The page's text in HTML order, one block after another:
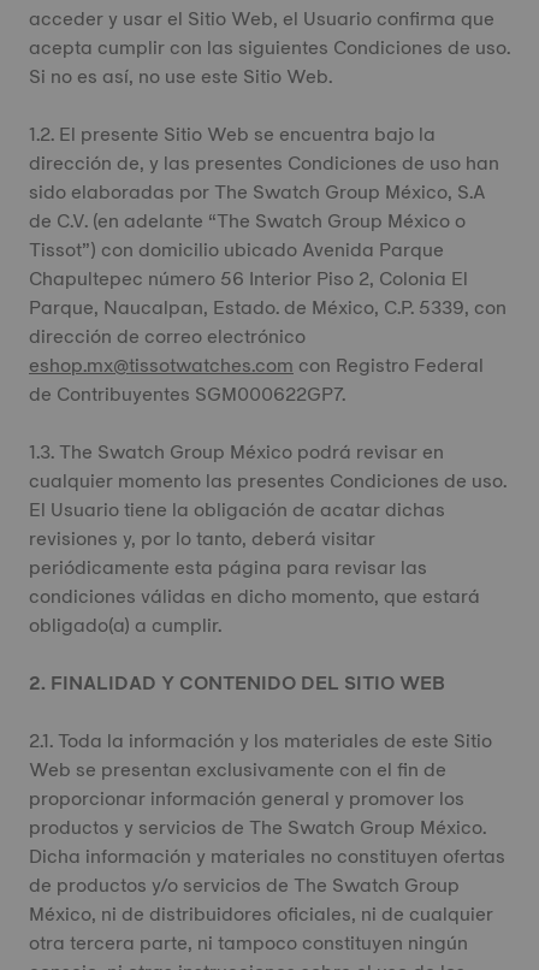
acceder y usar el Sitio Web, el Usuario confirma que
acepta cumplir con las siguientes Condiciones de uso.
Si no es así, no use este Sitio Web.
1.2. El presente Sitio Web se encuentra bajo la
dirección de, y las presentes Condiciones de uso han
sido elaboradas por The Swatch Group México, S.A
de C.V. (en adelante “The Swatch Group México o
Tissot”) con domicilio ubicado Avenida Parque
Chapultepec número 56 Interior Piso 2, Colonia El
Parque, Naucalpan, Estado. de México, C.P. 5339, con
dirección de correo electrónico
eshop.mx@tissotwatches.comcon Registro Federal
de Contribuyentes SGM000622GP7.
1.3. The Swatch Group México podrá revisar en
cualquier momento las presentes Condiciones de uso.
El Usuario tiene la obligación de acatar dichas
revisiones y, por lo tanto, deberá visitar
periódicamente esta página para revisar las
condiciones válidas en dicho momento, que estará
obligado(a) a cumplir.
2. FINALIDAD Y CONTENIDO DEL SITIO WEB
2.1. Toda la información y los materiales de este Sitio
Web se presentan exclusivamente con el fin de
proporcionar información general y promover los
productos y servicios de The Swatch Group México.
Dicha información y materiales no constituyen ofertas
de productos y/o servicios de The Swatch Group
México, ni de distribuidores oficiales, ni de cualquier
otra tercera parte, ni tampoco constituyen ningún